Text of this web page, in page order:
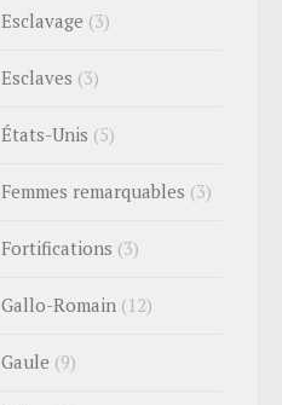
Esclavage (3)
Esclaves (3)
États-Unis (5)
Femmes remarquables (3)
Fortifications (3)
Gallo-Romain (12)
Gaule (9)